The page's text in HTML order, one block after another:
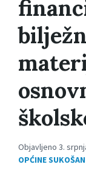
Objavljeno 3.
OPĆINE SUKOŠAN